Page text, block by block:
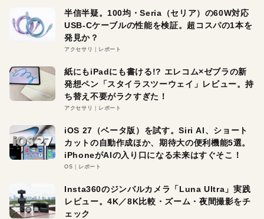
半信半疑。100均・Seria（セリア）の60W対応
USB-Cケーブルの性能を検証。超コスパの1本を
発見か？
アクセサリ レポート
紙にもiPadにも書ける!? エレコム×ゼブラの新
発想ペン「スタイラスツーウェイ」レビュー。持
ち替え不要がラクすぎた！
アクセサリ レポート
iOS 27（ベータ版）を試す。Siri AI、ショート
カットの自動作成ほか、期待大の便利機能5選。
iPhoneがAIの入り口になる未来はすぐそこ！
OS レポート
Insta360のジンバルカメラ「Luna Ultra」実践
レビュー。4K／8K比較・ズーム・夜間撮影をチ
ェック